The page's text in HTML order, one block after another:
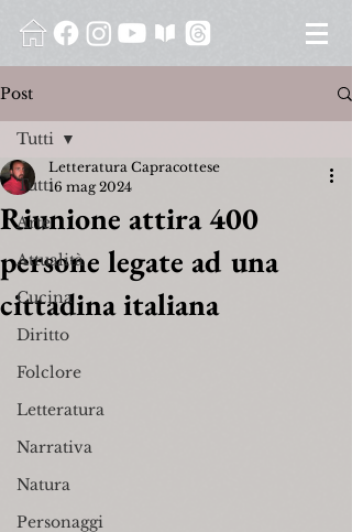
Post
Tutti
Arte
Attualità
Cucina
Diritto
Folclore
Letteratura
Narrativa
Natura
Personaggi
Tutti
Riunione attira 400
persone legate ad una
cittadina italiana
Letteratura Capracottese
16 mag 2024